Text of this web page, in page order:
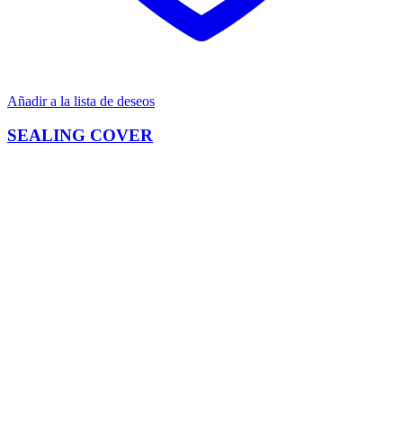
Añadir a la lista de deseos
SEALING COVER